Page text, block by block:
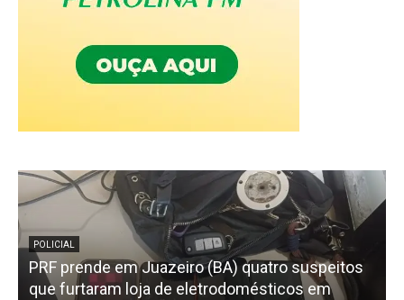
POLICIAL
PRF prende em Juazeiro (BA) quatro suspeitos
que furtaram loja de eletrodomésticos em